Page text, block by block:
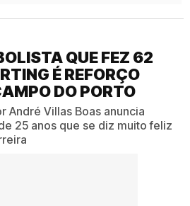
QUE FEZ 62
É REFORÇO
DO PORTO
André Villas Boas anuncia
25 anos que se diz muito feliz